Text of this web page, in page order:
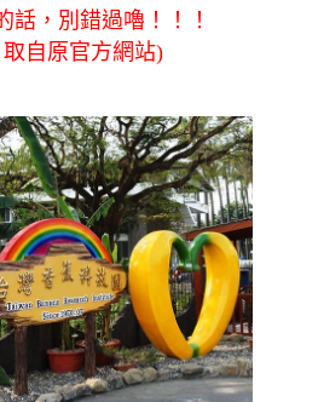
話，別錯過嚕！！！
自原官方網站)